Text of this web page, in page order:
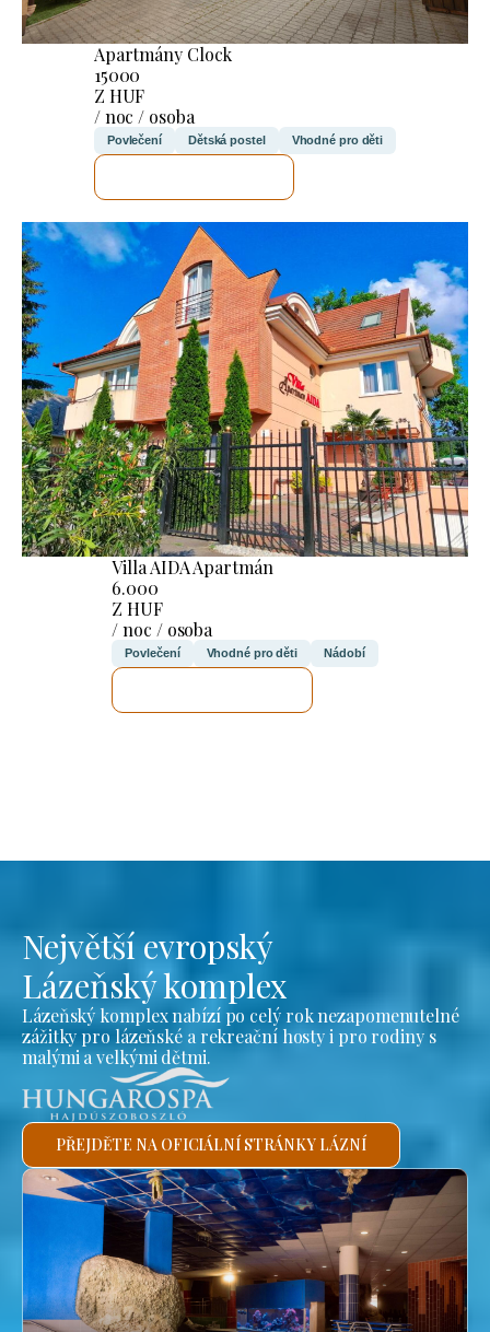
Apartmány Clock
15000
Z HUF
/ noc / osoba
Povlečení Dětská postel Vhodné pro děti
Villa AIDA Apartmán
6.000
Z HUF
/ noc / osoba
Povlečení Vhodné pro děti Nádobí
Největší evropský
Lázeňský komplex
Lázeňský komplex nabízí po celý rok nezapomenutelné
zážitky pro lázeňské a rekreační hosty i pro rodiny s
malými a velkými dětmi.
PŘEJDĚTE NA OFICIÁLNÍ STRÁNKY LÁZNÍ